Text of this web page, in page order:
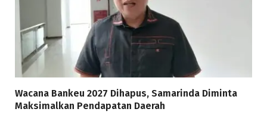
Wacana Bankeu 2027 Dihapus, Samarinda Diminta
Maksimalkan Pendapatan Daerah